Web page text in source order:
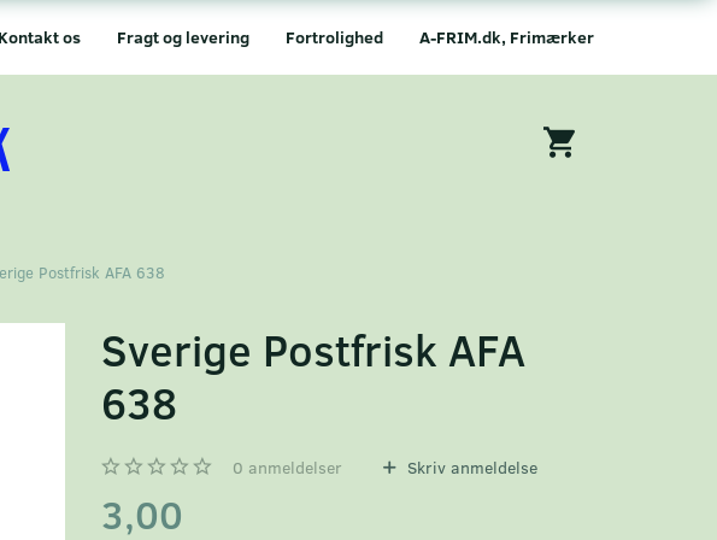
A-FRIM.dk, Frimærker
Fortrolighed
Fragt og levering
Kontakt os
Postfrisk AFA 638
Sverige Postfrisk AFA
638
0 anmeldelser Skriv anmeldelse
3,00